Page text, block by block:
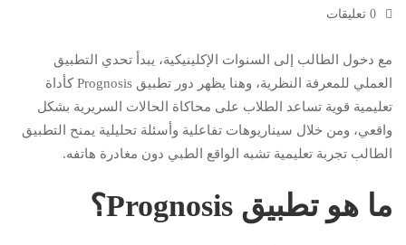
0 تعليقات
مع دخول الطالب إلى السنوات الإكلينيكية، يبدأ تحدي التطبيق
العملي للمعرفة النظرية، وهنا يظهر دور تطبيق Prognosis كأداة
تعليمية قوية تساعد الطلاب على محاكاة الحالات السريرية بشكل
واقعي، ومن خلال سيناريوهات تفاعلية وأسئلة تحليلية يمنح التطبيق
الطالب تجربة تعليمية تشبه الواقع الطبي دون مغادرة هاتفه.
ما هو تطبيق Prognosis؟